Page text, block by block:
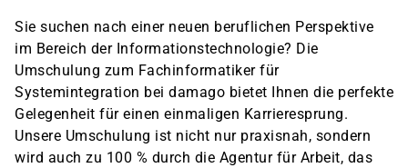
Sie suchen nach einer neuen beruflichen Perspektive
im Bereich der Informationstechnologie? Die
Umschulung zum Fachinformatiker für
Systemintegration bei damago bietet Ihnen die perfekte
Gelegenheit für einen einmaligen Karrieresprung.
Unsere Umschulung ist nicht nur praxisnah, sondern
wird auch zu 100 % durch die Agentur für Arbeit, das